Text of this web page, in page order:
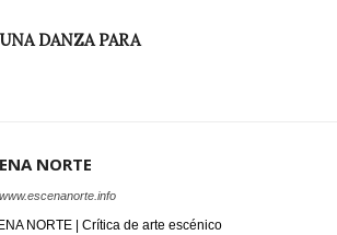
DANZA PARA
NORTE
NORTE | Crítica de arte escénico